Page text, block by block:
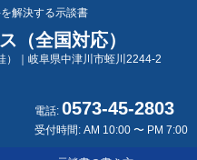
解決する示談書
（全国対応）
｜岐阜県中津川市蛭川2244-2
電話: 0573-45-2803
受付時間: AM 10:00 〜 PM 7:00